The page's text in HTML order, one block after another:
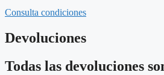
Consulta condiciones
Devoluciones
Todas las devoluciones